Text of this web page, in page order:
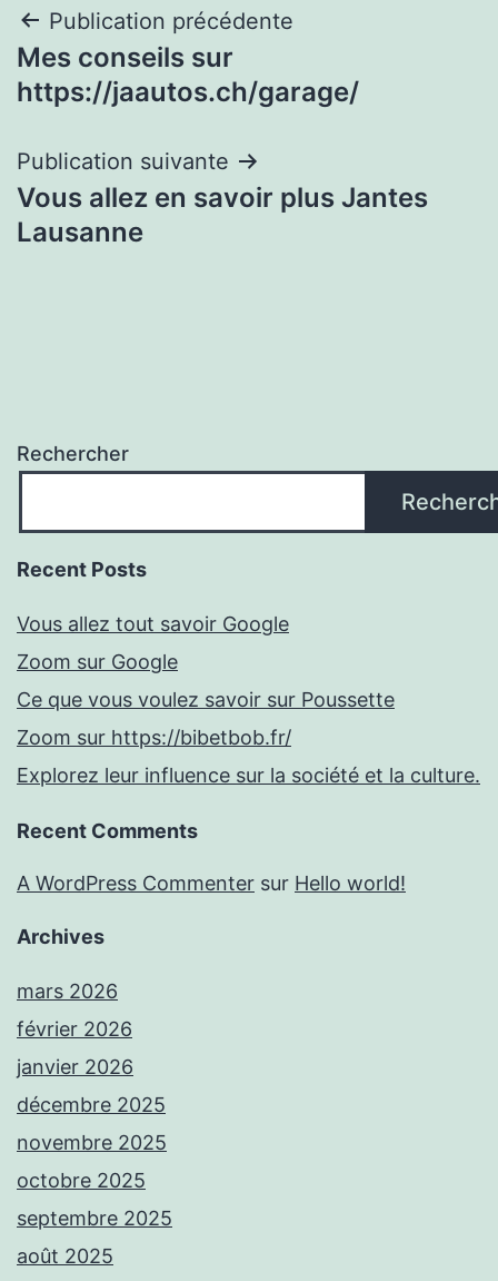
Navigation
de
Publication précédente
Mes conseils sur
https://jaautos.ch/garage/
Publication suivante
Vous allez en savoir plus Jantes
Lausanne
Rechercher
Recent Posts
Vous allez tout savoir Google
Zoom sur Google
Ce que vous voulez savoir sur Poussette
Zoom sur https://bibetbob.fr/
Explorez leur influence sur la société et la culture.
Recent Comments
A WordPress Commenter sur Hello world!
Archives
mars 2026
février 2026
janvier 2026
décembre 2025
novembre 2025
octobre 2025
septembre 2025
août 2025